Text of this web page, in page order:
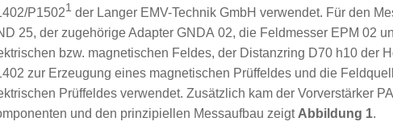
P15021 der Langer EMV-Technik GmbH verwendet. Für den
25, der zugehörige Adapter GNDA 02, die Feldmesser EPM 02
bzw. magnetischen Feldes, der Distanzring D70 h10 der
zur Erzeugung eines magnetischen Prüffeldes und die
Prüffeldes verwendet. Zusätzlich kam der Vorverstärker
und den prinzipiellen Messaufbau zeigt Abbildung 1.